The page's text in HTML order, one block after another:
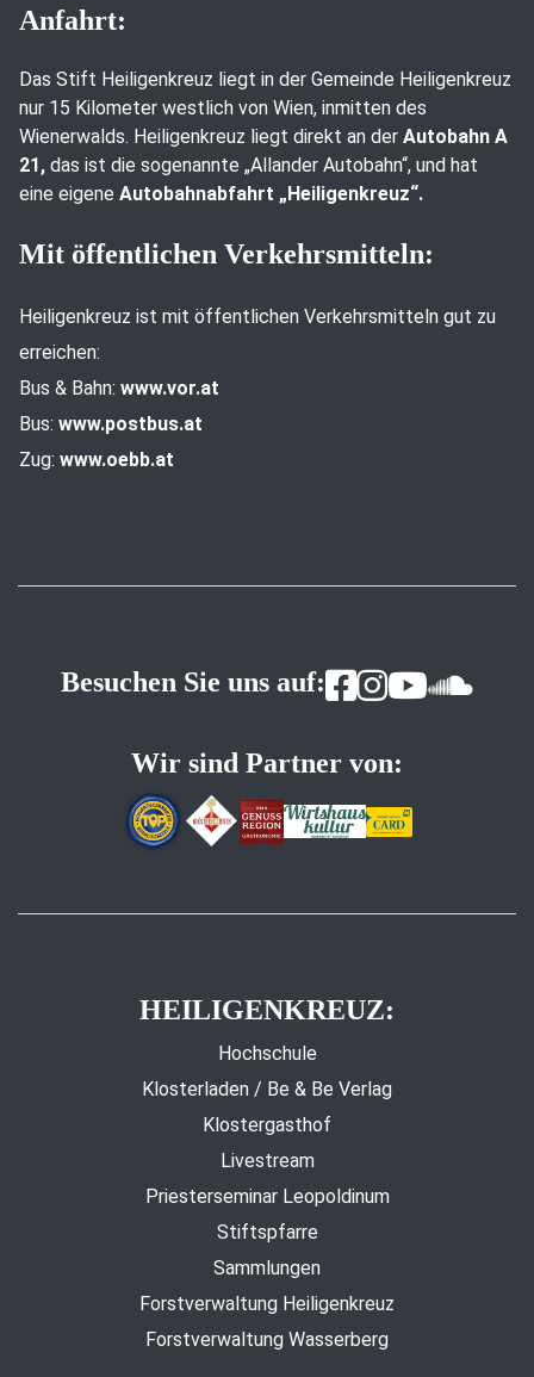
Anfahrt:
Das Stift Heiligenkreuz liegt in der Gemeinde Heiligenkreuz
nur 15 Kilometer westlich von Wien, inmitten des
Wienerwalds. Heiligenkreuz liegt direkt an der Autobahn A
21, das ist die sogenannte „Allander Autobahn“, und hat
eine eigene Autobahnabfahrt „Heiligenkreuz“.
Mit öffentlichen Verkehrsmitteln:
Heiligenkreuz ist mit öffentlichen Verkehrsmitteln gut zu
erreichen:
Bus & Bahn: www.vor.at
Bus: www.postbus.at
Zug: www.oebb.at
Besuchen Sie uns auf:
Wir sind Partner von:
HEILIGENKREUZ:
Hochschule
Klosterladen / Be & Be Verlag
Klostergasthof
Livestream
Priesterseminar Leopoldinum
Stiftspfarre
Sammlungen
Forstverwaltung Heiligenkreuz
Forstverwaltung Wasserberg